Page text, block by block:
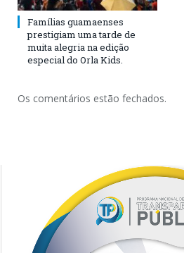
Famílias guamaenses
prestigiam uma tarde de
muita alegria na edição
especial do Orla Kids.
Os comentários estão fechados.